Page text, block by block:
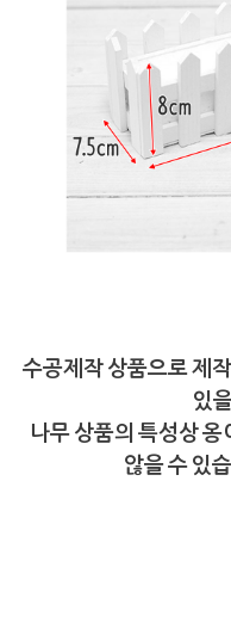
수공제작 상품으로 제
있
나무 상품의 특성상 옹
않을 수 있